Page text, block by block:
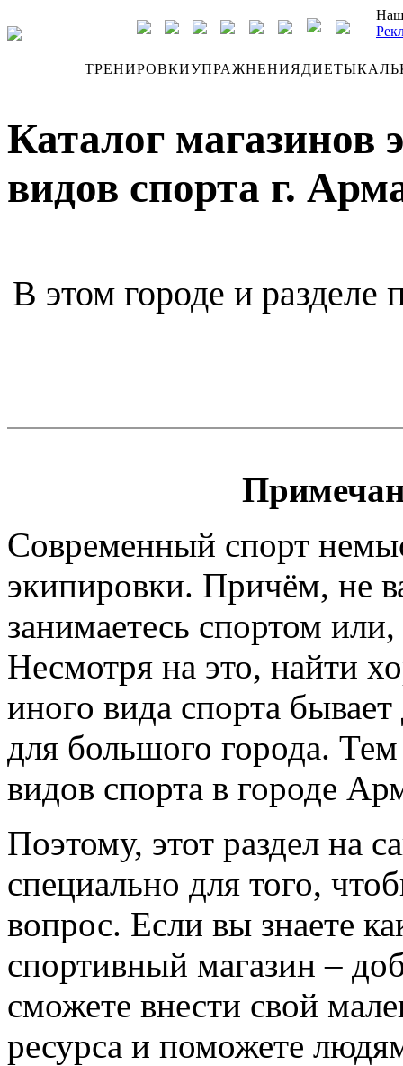
ТРЕНИРОВКИУПРАЖНЕНИЯДИЕТЫ
Каталог магазинов
видов спорта г.
В этом городе и разделе
Современный спорт
экипировки. Причём, не
занимаетесь спортом
Несмотря на это, найти
иного вида спорта
для большого города.
видов спорта в городе
Поэтому, этот раздел на
специально для того,
вопрос. Если вы знаете
спортивный магазин –
сможете внести свой
ресурса и поможете